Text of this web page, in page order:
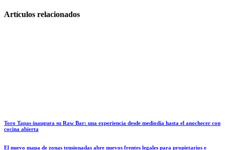
Artículos relacionados
Toro Tapas inaugura su Raw Bar: una experiencia desde mediodía hasta el anochecer con
cocina abierta
El nuevo mapa de zonas tensionadas abre nuevos frentes legales para propietarios e